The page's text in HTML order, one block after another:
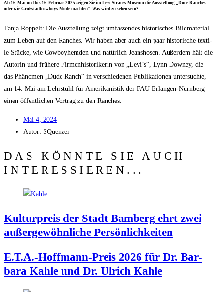
Ab 16. Mai und bis 16. Febru­ar 2025 zei­gen Sie im Levi Strauss Muse­um die Aus­stel­lung „Dude Ran­ches
oder wie Groß­stadt­cow­boys Mode mach­ten“. Was wird zu sehen sein?
Tan­ja Rop­pelt: Die Aus­stel­lung zeigt umfas­sen­des his­to­ri­sches Bild­ma­te­ri­al
zum Leben auf den Ran­ches. Wir haben aber auch ein paar his­to­ri­sche tex­ti­
le Stü­cke, wie Cow­boy­hem­den und natür­lich Jeans­ho­sen. Außer­dem hält die
Autorin und frü­he­re Fir­men­his­to­ri­ke­rin von „Levi’s“, Lynn Dow­ney, die
das Phä­no­men „Dude Ranch“ in ver­schie­de­nen Publi­ka­tio­nen unter­such­te,
am 14. Mai am Lehr­stuhl für Ame­ri­ka­nis­tik der FAU Erlan­gen-Nürn­berg
einen öffent­li­chen Vor­trag zu den Ranches.
Mai 4, 2024
Autor: SQuenzer
DAS KÖNNTE SIE AUCH
INTERESSIEREN...
Kul­tur­preis der Stadt Bam­berg ehrt zwei
außer­ge­wöhn­li­che Persönlichkeiten
E.T.A.-Hoffmann-Preis 2026 für Dr. Bar­
ba­ra Kah­le und Dr. Ulrich Kahle